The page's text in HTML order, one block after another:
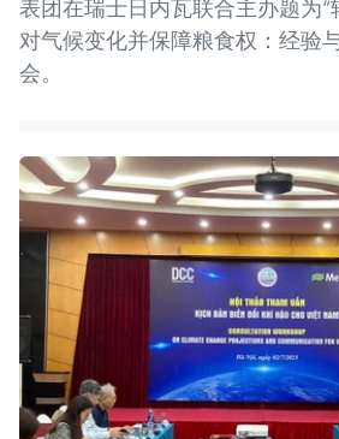
表团在瑞士日内瓦联合主办题为
对气候变化并保障粮食权：经验
会。